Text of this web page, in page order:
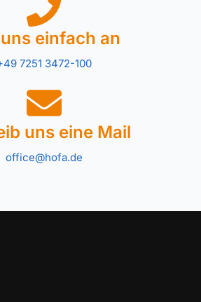
einfach an
7251 3472-100
uns eine Mail
office@hofa.de